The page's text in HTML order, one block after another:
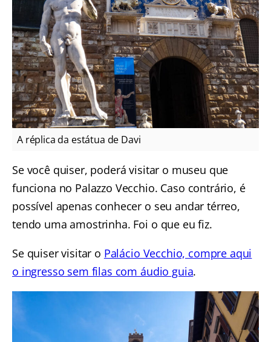
A réplica da estátua de Davi
Se você quiser, poderá visitar o museu que
funciona no Palazzo Vecchio. Caso contrário, é
possível apenas conhecer o seu andar térreo,
tendo uma amostrinha. Foi o que eu fiz.
Se quiser visitar o Palácio Vecchio, compre aqui
o ingresso sem filas com áudio guia.